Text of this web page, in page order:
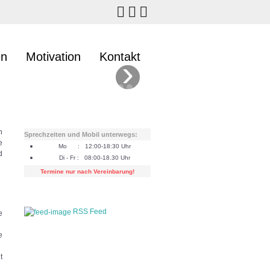
Motivation Kontakt
›
Sprechzeiten und Mobil unterwegs:
Mo : 12:00-18:30 Uhr
Di - Fr : 08:00-18.30 Uhr
Termine nur nach Vereinbarung!
RSS Feed